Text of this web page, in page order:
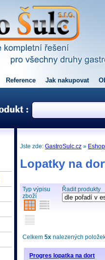
Reference Jak nakupovat
Jste zde:GastroSulc.cz » Eshop
Lopatky na
Typ výpisu
zboží
Řadit produkty
Celkem5x nalezených
Progres lopatka na dort